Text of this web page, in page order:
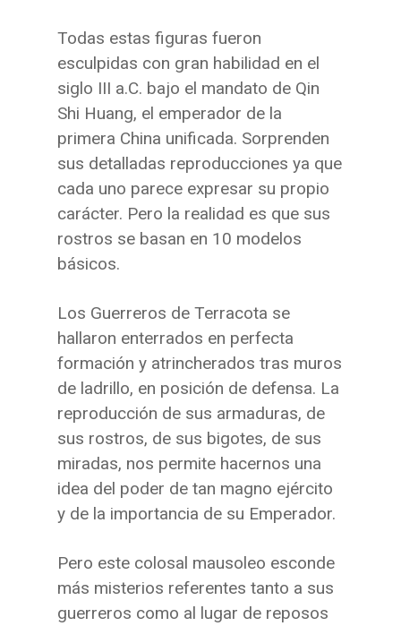
Todas estas figuras fueron
esculpidas con gran habilidad en el
siglo III a.C. bajo el mandato de Qin
Shi Huang, el emperador de la
primera China unificada. Sorprenden
sus detalladas reproducciones ya que
cada uno parece expresar su propio
carácter. Pero la realidad es que sus
rostros se basan en 10 modelos
básicos.
Los Guerreros de Terracota se
hallaron enterrados en perfecta
formación y atrincherados tras muros
de ladrillo, en posición de defensa. La
reproducción de sus armaduras, de
sus rostros, de sus bigotes, de sus
miradas, nos permite hacernos una
idea del poder de tan magno ejército
y de la importancia de su Emperador.
Pero este colosal mausoleo esconde
más misterios referentes tanto a sus
guerreros como al lugar de reposos